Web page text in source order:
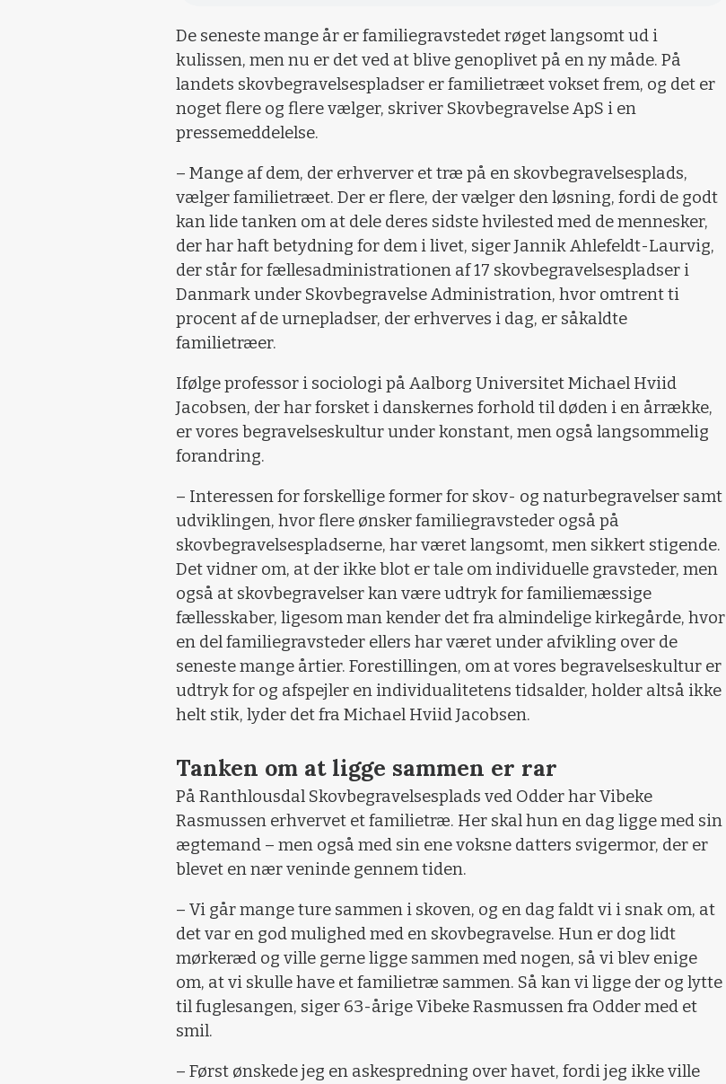
De seneste mange år er familiegravstedet røget langsomt ud i
kulissen, men nu er det ved at blive genoplivet på en ny måde. På
landets skovbegravelsespladser er familietræet vokset frem, og det er
noget flere og flere vælger, skriver Skovbegravelse ApS i en
pressemeddelelse.
– Mange af dem, der erhverver et træ på en skovbegravelsesplads,
vælger familietræet. Der er flere, der vælger den løsning, fordi de godt
kan lide tanken om at dele deres sidste hvilested med de mennesker,
der har haft betydning for dem i livet, siger Jannik Ahlefeldt-Laurvig,
der står for fællesadministrationen af 17 skovbegravelsespladser i
Danmark under Skovbegravelse Administration, hvor omtrent ti
procent af de urnepladser, der erhverves i dag, er såkaldte
familietræer.
Ifølge professor i sociologi på Aalborg Universitet Michael Hviid
Jacobsen, der har forsket i danskernes forhold til døden i en årrække,
er vores begravelseskultur under konstant, men også langsommelig
forandring.
– Interessen for forskellige former for skov- og naturbegravelser samt
udviklingen, hvor flere ønsker familiegravsteder også på
skovbegravelsespladserne, har været langsomt, men sikkert stigende.
Det vidner om, at der ikke blot er tale om individuelle gravsteder, men
også at skovbegravelser kan være udtryk for familiemæssige
fællesskaber, ligesom man kender det fra almindelige kirkegårde, hvor
en del familiegravsteder ellers har været under afvikling over de
seneste mange årtier. Forestillingen, om at vores begravelseskultur er
udtryk for og afspejler en individualitetens tidsalder, holder altså ikke
helt stik, lyder det fra Michael Hviid Jacobsen.
Tanken om at ligge sammen er rar
På Ranthlousdal Skovbegravelsesplads ved Odder har Vibeke
Rasmussen erhvervet et familietræ. Her skal hun en dag ligge med sin
ægtemand – men også med sin ene voksne datters svigermor, der er
blevet en nær veninde gennem tiden.
– Vi går mange ture sammen i skoven, og en dag faldt vi i snak om, at
det var en god mulighed med en skovbegravelse. Hun er dog lidt
mørkeræd og ville gerne ligge sammen med nogen, så vi blev enige
om, at vi skulle have et familietræ sammen. Så kan vi ligge der og lytte
til fuglesangen, siger 63-årige Vibeke Rasmussen fra Odder med et
smil.
– Først ønskede jeg en askespredning over havet, fordi jeg ikke ville